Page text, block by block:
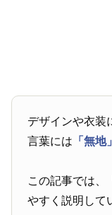
デザインや衣装
言葉には 「無地
この記事では、
やすく説明して